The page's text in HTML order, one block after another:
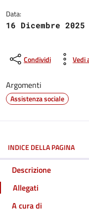
Data:
16 Dicembre 2025
Condividi Vedi
Argomenti
Assistenza sociale
INDICE DELLA PAGINA
Descrizione
Allegati
A cura di